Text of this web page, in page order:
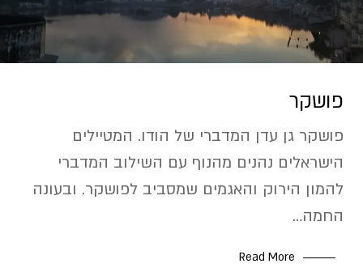
גבולות יבשתיים בהודו
הודו ויקיפדיה
חדשות כלכלה
כסף בהודו
פושקר
פושקר גן עדן המדברי של הודו. המטיילים
הישראלים נהנים מהנוף עם השילוב המדברי
להמון הירוק והאגמים שמסביב לפושקר. ובעונה
החמה…
Read More